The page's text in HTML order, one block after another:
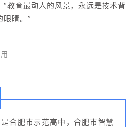
“教育最动人的风景，永远是技术背
眼睛。”
合肥市示范高中，合肥市智慧